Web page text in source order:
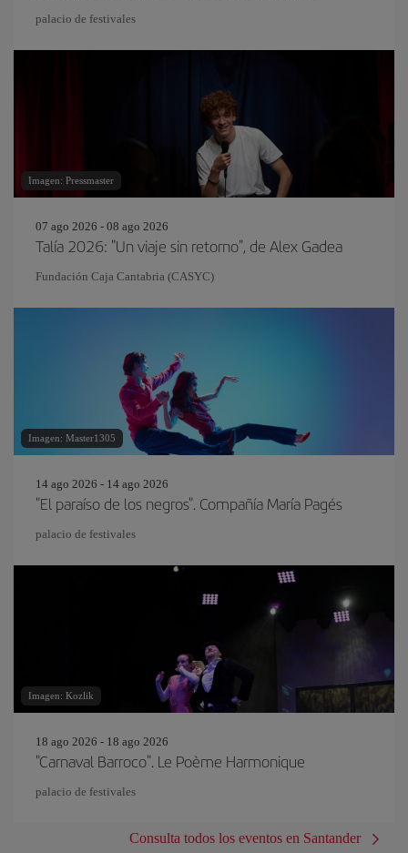
palacio de festivales
Imagen: Pressmaster
07 ago 2026 - 08 ago 2026
Talía 2026: "Un viaje sin retorno", de Alex Gadea
Fundación Caja Cantabria (CASYC)
Imagen: Master1305
14 ago 2026 - 14 ago 2026
"El paraíso de los negros". Compañía María Pagés
palacio de festivales
Imagen: Kozlik
18 ago 2026 - 18 ago 2026
"Carnaval Barroco". Le Poème Harmonique
palacio de festivales
Consulta todos los eventos en Santander